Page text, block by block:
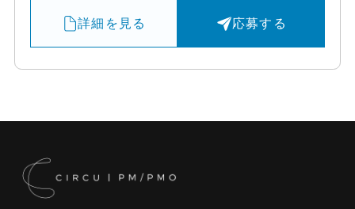
詳細を見る 応募する